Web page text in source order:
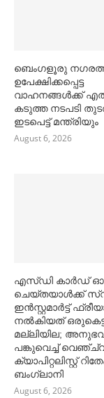
ബെംഗളൂരു
ഉപേക്ഷിക്കപ്പെട്ട
വാഹനങ്ങള്‍ക്ക്
കടുത്ത നടപടി
ഇടപെട്ട് മന്ത്രിയും
August 6, 2026
എസ്ഡി കാര്‍ഡ്
ചെയ്തയാള്‍ക്ക്
ഇൻസ്റ്റമാര്‍ട്ട്
നല്‍കിയത്
മല്ലിയില;
പങ്കുവെച്ച്‌
ക്യാപിറ്റലിസ്റ്റ്
ബംഗ്ലാനി
August 6, 2026